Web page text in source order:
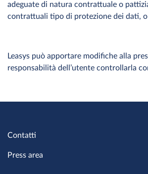
adeguate di natura contrattuale o
contrattuali tipo di protezione dei dati, o
Leasys può apportare modifiche alla
responsabilità dell’utente controllarla
Contatti
Press area